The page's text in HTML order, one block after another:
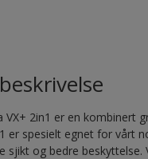
VX+ 2in1 er en kombinert
er spesielt egnet for vårt
sjikt og bedre beskyttelse.